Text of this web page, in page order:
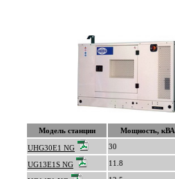
Модель станции Мощность, кВА
UHG30E1 NG 30
UG13E1S NG 11.8